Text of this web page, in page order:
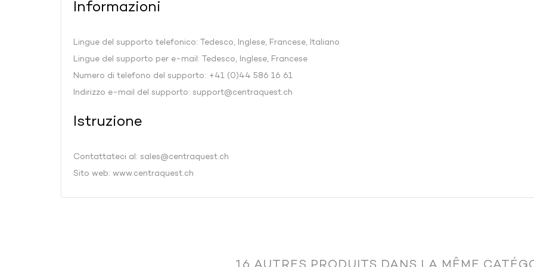
Informazioni
Lingue del supporto telefonico: Tedesco, Inglese, Francese, Italiano
Lingue del supporto per e-mail: Tedesco, Inglese, Francese
Numero di telefono del supporto: +41 (0)44 586 16 61
Indirizzo e-mail del supporto: support@centraquest.ch
Istruzione
Contattateci al: sales@centraquest.ch
Sito web: www.centraquest.ch